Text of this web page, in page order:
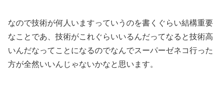
なので技術が何人いますっていうのを書くぐらい結構重要
なことであ、技術がこれぐらいいるんだってなると技術高
いんだなってことになるのでなんでスーパーゼネコ行った
方が全然いいんじゃないかなと思います。